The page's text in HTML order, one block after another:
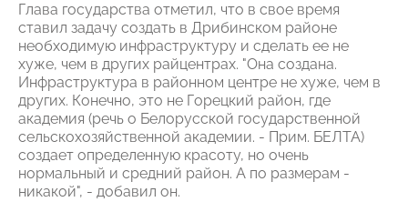
Глава государства отметил, что в свое время
ставил задачу создать в Дрибинском районе
необходимую инфраструктуру и сделать ее не
хуже, чем в других райцентрах. "Она создана.
Инфраструктура в районном центре не хуже, чем в
других. Конечно, это не Горецкий район, где
академия (речь о Белорусской государственной
сельскохозяйственной академии. - Прим. БЕЛТА)
создает определенную красоту, но очень
нормальный и средний район. А по размерам -
никакой", - добавил он.